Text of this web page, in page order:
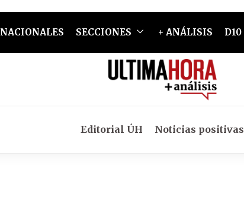
NACIONALES SECCIONES + ANÁLISIS D10
Editorial ÚH Noticias positivas